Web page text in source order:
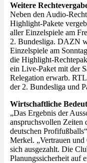
Weitere
Neben den Audio-
Highlight-Pakete
aller Einzelspiele am
2. Bundesliga. DAZN
Einzelspiele am
die Highlight-
ein Live-Paket mit der
Relegation erwarb.
der 2. Bundesliga und
Wirtschaftliche
„Das Ergebnis der
anspruchsvollen Zeiten
deutschen
Merkel. „Vertrauen und
sich ausgezahlt. Die
Planungssicherheit auf